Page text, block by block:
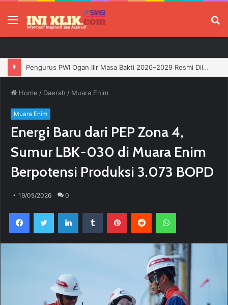
Menu
Jelang HUT RI, 3 Sumur Infill Baru di Zona 4 Dukung Kedaulatan Energi
Home / Daerah / Muara Enim
Muara Enim
Energi Baru dari PEP Zona 4,
Sumur LBK-030 di Muara Enim
Berpotensi Produksi 3.073 BOPD
19/05/2026 0